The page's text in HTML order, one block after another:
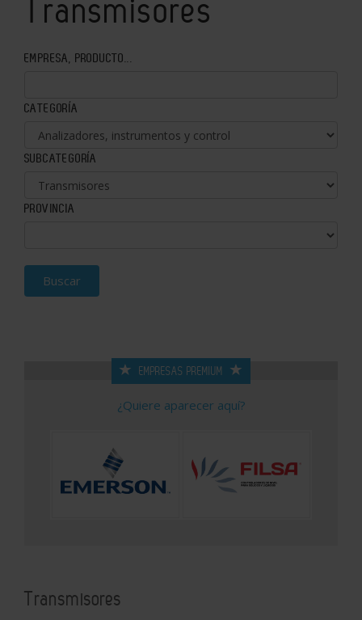
Transmisores
EMPRESA, PRODUCTO...
CATEGORÍA
SUBCATEGORÍA
PROVINCIA
Buscar
EMPRESAS PREMIUM
¿Quiere aparecer aquí?
Transmisores